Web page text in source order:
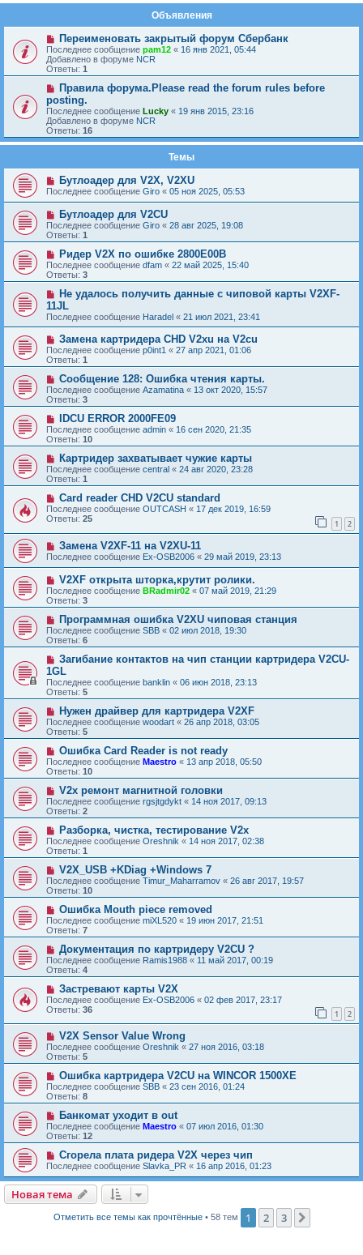
Объявления
Переименовать закрытый форум Сбербанк
Последнее сообщение pam12 « 16 янв 2021, 05:44
Добавлено в форуме NCR
Ответы: 1
Правила форума.Please read the forum rules before
posting.
Последнее сообщение Lucky « 19 янв 2015, 23:16
Добавлено в форуме NCR
Ответы: 16
Темы
Бутлоадер для V2X, V2XU
Последнее сообщение Giro « 05 ноя 2025, 05:53
Бутлоадер для V2CU
Последнее сообщение Giro « 28 авг 2025, 19:08
Ответы: 1
Ридер V2X по ошибке 2800E00B
Последнее сообщение dfam « 22 май 2025, 15:40
Ответы: 3
Не удалось получить данные с чиповой карты V2XF-
11JL
Последнее сообщение Haradel « 21 июл 2021, 23:41
Замена картридера CHD V2xu на V2cu
Последнее сообщение p0int1 « 27 апр 2021, 01:06
Ответы: 1
Сообщение 128: Ошибка чтения карты.
Последнее сообщение Azamatina « 13 окт 2020, 15:57
Ответы: 3
IDCU ERROR 2000FE09
Последнее сообщение admin « 16 сен 2020, 21:35
Ответы: 10
Картридер захватывает чужие карты
Последнее сообщение central « 24 авг 2020, 23:28
Ответы: 1
Card reader CHD V2CU standard
Последнее сообщение OUTCASH « 17 дек 2019, 16:59
Ответы: 25 1 2
Замена V2XF-11 на V2XU-11
Последнее сообщение Ex-OSB2006 « 29 май 2019, 23:13
V2XF открыта шторка,крутит ролики.
Последнее сообщение BRadmir02 « 07 май 2019, 21:29
Ответы: 3
Программная ошибка V2XU чиповая станция
Последнее сообщение SBB « 02 июл 2018, 19:30
Ответы: 6
Загибание контактов на чип станции картридера V2CU-
1GL
Последнее сообщение banklin « 06 июн 2018, 23:13
Ответы: 5
Нужен драйвер для картридера V2XF
Последнее сообщение woodart « 26 апр 2018, 03:05
Ответы: 5
Ошибка Card Reader is not ready
Последнее сообщение Maestro « 13 апр 2018, 05:50
Ответы: 10
V2x ремонт магнитной головки
Последнее сообщение rgsjtgdykt « 14 ноя 2017, 09:13
Ответы: 2
Разборка, чистка, тестирование V2x
Последнее сообщение Oreshnik « 14 ноя 2017, 02:38
Ответы: 1
V2X_USB +KDiag +Windows 7
Последнее сообщение Timur_Maharramov « 26 авг 2017, 19:57
Ответы: 10
Ошибка Mouth piece removed
Последнее сообщение miXL520 « 19 июн 2017, 21:51
Ответы: 7
Документация по картридеру V2CU ?
Последнее сообщение Ramis1988 « 11 май 2017, 00:19
Ответы: 4
Застревают карты V2X
Последнее сообщение Ex-OSB2006 « 02 фев 2017, 23:17
Ответы: 36 1 2
V2X Sensor Value Wrong
Последнее сообщение Oreshnik « 27 ноя 2016, 03:18
Ответы: 5
Ошибка картридера V2CU на WINCOR 1500XE
Последнее сообщение SBB « 23 сен 2016, 01:24
Ответы: 8
Банкомат уходит в out
Последнее сообщение Maestro « 07 июл 2016, 01:30
Ответы: 12
Сгорела плата ридера V2X через чип
Последнее сообщение Slavka_PR « 16 апр 2016, 01:23
Новая тема
Новаятема
Отметить все темы как прочтённые• 58 тем 1 2 3